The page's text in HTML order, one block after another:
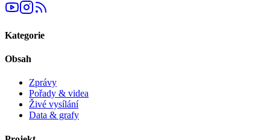
Kategorie
Obsah
Zprávy
Pořady & videa
Živé vysílání
Data & grafy